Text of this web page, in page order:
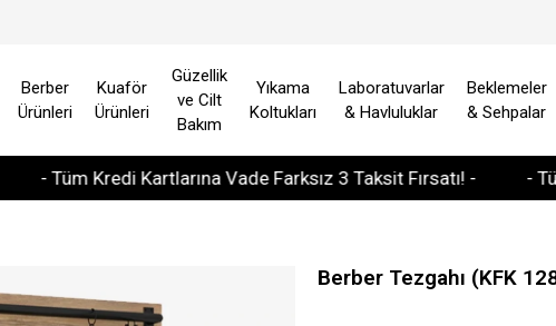
- Tüm Kredi Kartlarına Vade Farksız 3 Taksit Fırsatı! - - Tüm
Berber
Ürünleri
Kuaför
Ürünleri
Güzellik
ve Cilt
Bakım
Yıkama
Koltukları
Laboratuvarlar
& Havluluklar
Beklemeler
& Sehpalar
Berber Tezgahı (KFK